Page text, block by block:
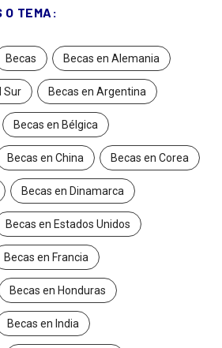
O TEMA:
Becas Becas en Alemania
Becas en Argentina
Becas en Bélgica
Becas en China Becas en Corea
Becas en Dinamarca
Becas en Estados Unidos
Becas en Francia
Becas en Honduras
Becas en India